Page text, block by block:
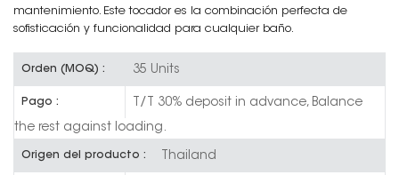
mantenimiento. Este tocador es la combinación perfecta de
sofisticación y funcionalidad para cualquier baño.
Orden (MOQ) : 35 Units
Pago : T/T 30% deposit in advance, Balance
the rest against loading.
Origen del producto : Thailand